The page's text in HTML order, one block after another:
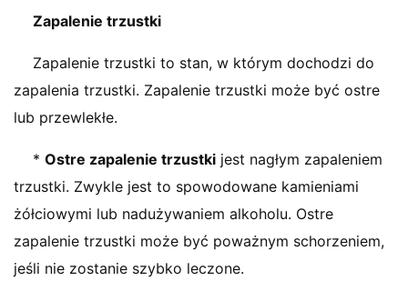
Zapalenie trzustki
Zapalenie trzustki to stan, w którym dochodzi do
zapalenia trzustki. Zapalenie trzustki może być ostre
lub przewlekłe.
* Ostre zapalenie trzustki jest nagłym zapaleniem
trzustki. Zwykle jest to spowodowane kamieniami
żółciowymi lub nadużywaniem alkoholu. Ostre
zapalenie trzustki może być poważnym schorzeniem,
jeśli nie zostanie szybko leczone.